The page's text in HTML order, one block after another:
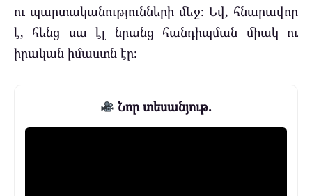
ու պարտականությունների մեջ։ Եվ, հնարավոր
է, հենց սա էլ նրանց հանդիպման միակ ու
իրական իմաստն էր։
Նոր տեսանյութ.